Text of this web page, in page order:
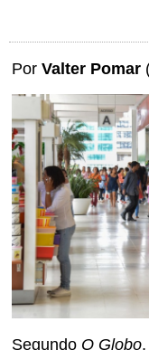
Por Valter Pomar
Segundo O Globo